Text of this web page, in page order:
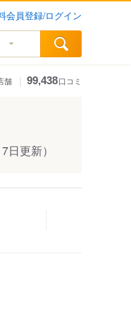
会員登録/ログイン
舗 99,438口コミ
日更新）